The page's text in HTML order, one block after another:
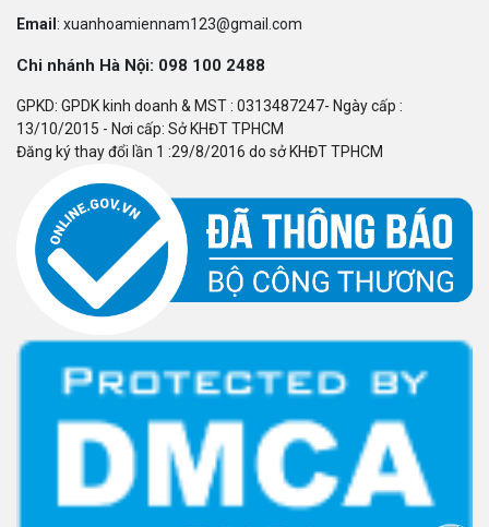
Email : xuanhoamiennam123@gmail.com
Chi nhánh Hà Nội: 098 100 2488
GPKD: GPDK kinh doanh & MST : 0313487247- Ngày cấp :
13/10/2015 - Nơi cấp: Sở KHĐT TPHCM
Đăng ký thay đổi lần 1 :29/8/2016 do sở KHĐT TPHCM